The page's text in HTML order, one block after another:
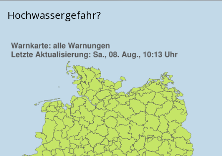
Hochwassergefahr?